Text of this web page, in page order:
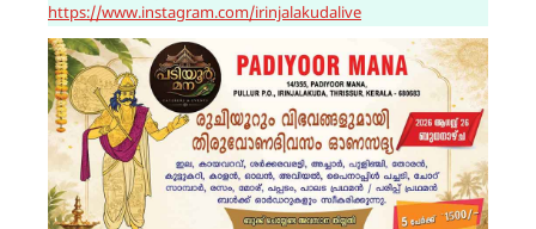
https://www.instagram.com/irinjalakudalive